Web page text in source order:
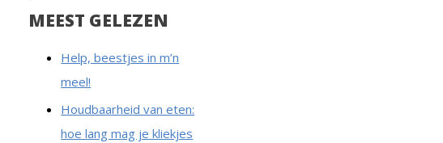
MEEST GELEZEN
Help, beestjes in m’n
meel!
Houdbaarheid van eten:
hoe lang mag je kliekjes